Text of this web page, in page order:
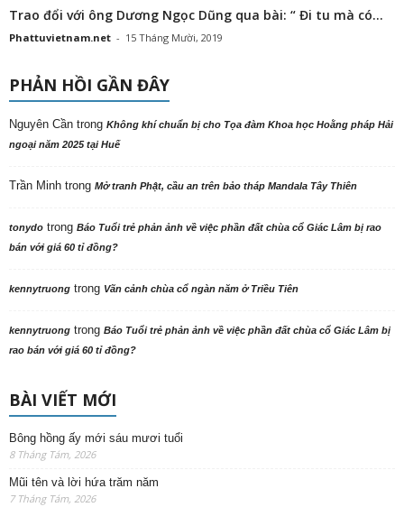
Trao đổi với ông Dương Ngọc Dũng qua bài: “ Đi tu mà có...
Phattuvietnam.net - 15 Tháng Mười, 2019
PHẢN HỒI GẦN ĐÂY
Nguyên Cần trong Không khí chuẩn bị cho Tọa đàm Khoa học Hoằng pháp Hải
ngoại năm 2025 tại Huế
Trần Minh trong Mở tranh Phật, cầu an trên bảo tháp Mandala Tây Thiên
tonydo trong Báo Tuổi trẻ phản ảnh về việc phần đất chùa cổ Giác Lâm bị rao
bán với giá 60 tỉ đồng?
kennytruong trong Vãn cảnh chùa cổ ngàn năm ở Triều Tiên
kennytruong trong Báo Tuổi trẻ phản ảnh về việc phần đất chùa cổ Giác Lâm bị
rao bán với giá 60 tỉ đồng?
BÀI VIẾT MỚI
Bông hồng ấy mới sáu mươi tuổi
8 Tháng Tám, 2026
Mũi tên và lời hứa trăm năm
7 Tháng Tám, 2026